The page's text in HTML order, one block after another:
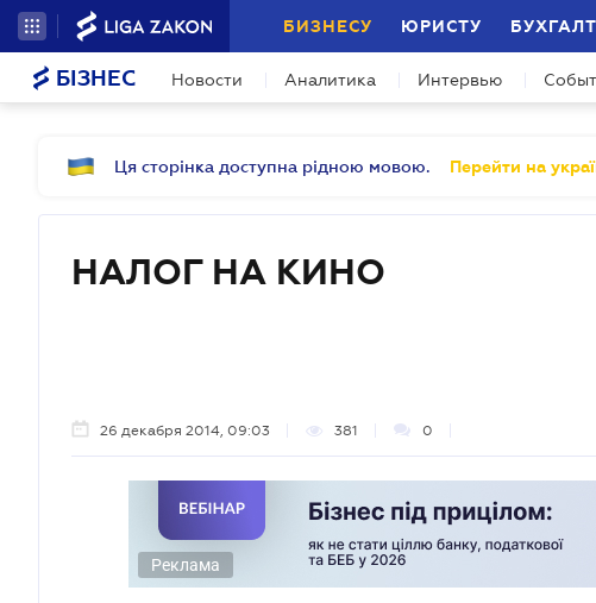
БИЗНЕСУ ЮРИСТУ
БІЗНЕС Новости Аналитика Интервью
Ця сторінка доступна рідною мовою. Перейти на
НАЛОГ НА КИНО
26 декабря 2014, 09:03 381 0
Реклама